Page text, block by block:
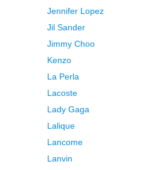
Jennifer Lopez
Jil Sander
Jimmy Choo
Kenzo
La Perla
Lacoste
Lady Gaga
Lalique
Lancome
Lanvin